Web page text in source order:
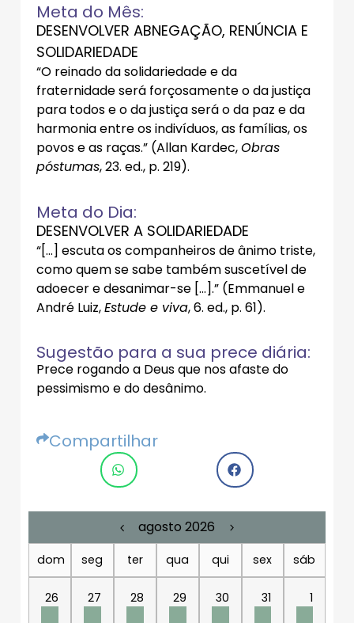
Meta do Mês:
DESENVOLVER ABNEGAÇÃO, RENÚNCIA E
SOLIDARIEDADE
“O reinado da solidariedade e da
fraternidade será forçosamente o da justiça
para todos e o da justiça será o da paz e da
harmonia entre os indivíduos, as famílias, os
povos e as raças.” (Allan Kardec,Obras
póstumas, 23. ed., p. 219).
Meta do Dia:
DESENVOLVER A SOLIDARIEDADE
“[...] escuta os companheiros de ânimo triste,
como quem se sabe também suscetível de
adoecer e desanimar-se [...].” (Emmanuel e
André Luiz,Estude e viva, 6. ed., p. 61).
Sugestão para a sua prece diária:
Prece rogando a Deus que nos afaste do
pessimismo e do desânimo.
Compartilhar
agosto 2026
dom seg ter qua qui sex sáb
26 27 28 29 30 31 1